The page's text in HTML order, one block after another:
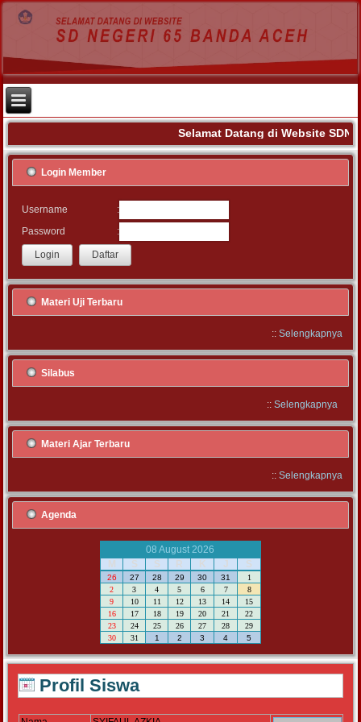
Selamat Datang di Website SDN
Login Member
Username
:
Password
:
Materi Uji Terbaru
:: Selengkapnya
Silabus
:: Selengkapnya
Materi Ajar Terbaru
:: Selengkapnya
Agenda
08 August 2026
M
S S R K J S
26 27 28 29 30 31
1
2
3 4 5 6 7
8
9
10 11 12 13 14
15
16
17 18 19 20 21
22
23
24 25 26 27 28
29
30
31 1 2 3 4 5
Profil Siswa